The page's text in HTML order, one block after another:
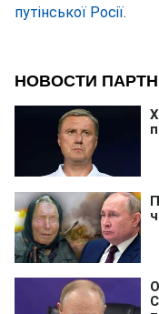
путінської Росії.